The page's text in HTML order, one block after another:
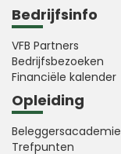
Bedrijfsinfo
VFB Partners
Bedrijfsbezoeken
Financiële kalender
Opleiding
Beleggersacademie
Trefpunten